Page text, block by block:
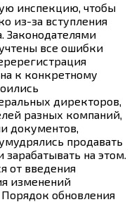
инспекцию, чтобы
из-за вступления
Законодателями
все ошибки
к конкретному
директоров,
разных компаний,
документов,
продавать
на этом.
от введения
изменений
обновления